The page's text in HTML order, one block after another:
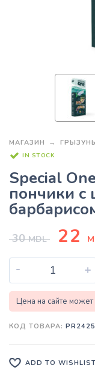
МАГАЗИН
IN STOCK
Special
пончики с
30MDL 22
- +
Цена на сайте может
КОД ТОВАРА:
ADD TO WISHLIST